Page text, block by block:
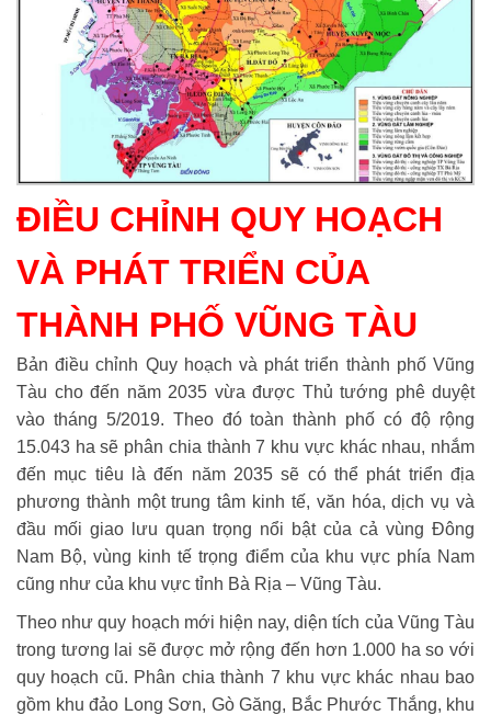
ĐIỀU CHỈNH QUY HOẠCH
VÀ PHÁT TRIỂN CỦA
THÀNH PHỐ VŨNG TÀU
Bản điều chỉnh Quy hoạch và phát triển thành phố Vũng
Tàu cho đến năm 2035 vừa được Thủ tướng phê duyệt
vào tháng 5/2019. Theo đó toàn thành phố có độ rộng
15.043 ha sẽ phân chia thành 7 khu vực khác nhau, nhắm
đến mục tiêu là đến năm 2035 sẽ có thể phát triển địa
phương thành một trung tâm kinh tế, văn hóa, dịch vụ và
đầu mối giao lưu quan trọng nổi bật của cả vùng Đông
Nam Bộ, vùng kinh tế trọng điểm của khu vực phía Nam
cũng như của khu vực tỉnh Bà Rịa – Vũng Tàu.
Theo như quy hoạch mới hiện nay, diện tích của Vũng Tàu
trong tương lai sẽ được mở rộng đến hơn 1.000 ha so với
quy hoạch cũ. Phân chia thành 7 khu vực khác nhau bao
gồm khu đảo Long Sơn, Gò Găng, Bắc Phước Thắng, khu